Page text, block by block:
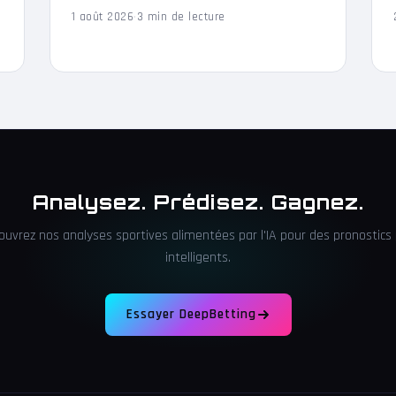
1 août 2026·3 min de lecture
Analysez. Prédisez. Gagnez.
nos analyses sportives alimentées par l'IA pour des pronostics
intelligents.
Essayer DeepBetting